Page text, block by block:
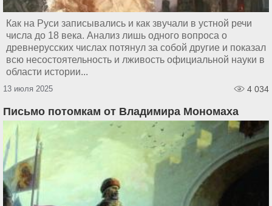
Как на Руси записывались и как звучали в устной речи
числа до 18 века. Анализ лишь одного вопроса о
древнерусских числах потянул за собой другие и показал
всю несостоятельность и лживость официальной науки в
области истории...
13 июля 2025 4 034
Письмо потомкам от Владимира Мономаха